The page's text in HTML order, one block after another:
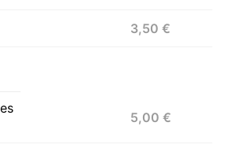
3,50 €
5,00 €